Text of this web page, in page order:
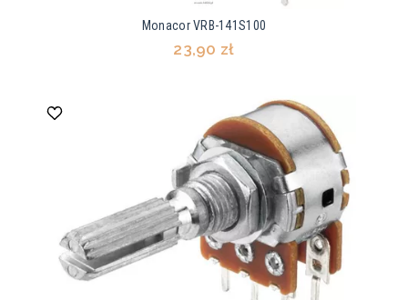
Monacor VRB-141S100
23,90 zł